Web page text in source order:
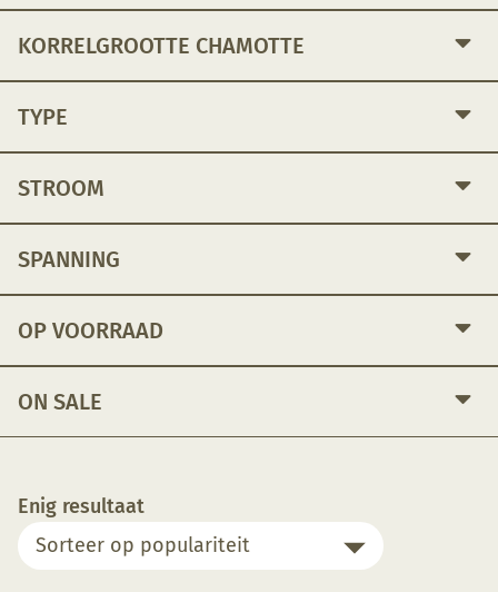
KORRELGROOTTE CHAMOTTE
TYPE
STROOM
SPANNING
OP VOORRAAD
ON SALE
Enig resultaat